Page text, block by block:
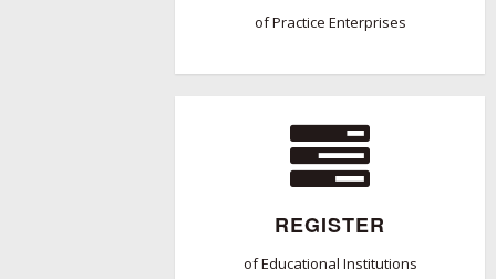
of Practice Enterprises
REGISTER
of Educational Institutions